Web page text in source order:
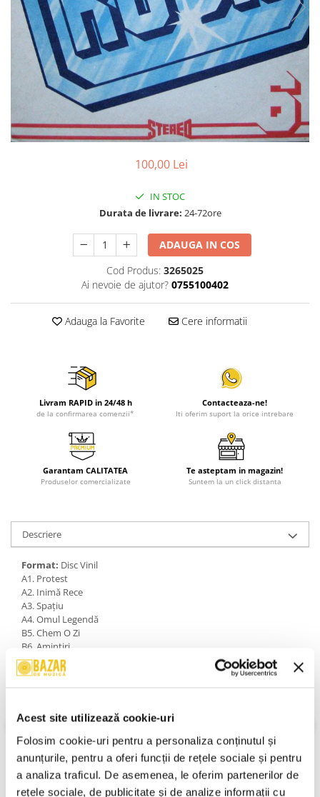
Acest site utilizează cookie-uri
Folosim cookie-uri pentru a personaliza conținutul și
anunțurile, pentru a oferi funcții de rețele sociale și pentru
a analiza traficul. De asemenea, le oferim partenerilor de
rețele sociale, de publicitate și de analize informații cu
Viniluri Românești
Colecția Electrecord
100,00 Lei
IN STOC
Durata de livrare: 24-72ore
ADAUGA IN COS
Cod Produs: 3265025
Ai nevoie de ajutor? 0755100402
Adauga la Favorite Cere informatii
Livram RAPID in 24/48 h
de la confirmarea comenzii*
Contacteaza-ne!
Iti oferim suport la orice intrebare
Garantam CALITATEA
Produselor comercializate
Te asteptam in magazin!
Suntem la un click distanta
Descriere
Format: Disc Vinil
A1. Protest
A2. Inimă Rece
A3. Spațiu
A4. Omul Legendă
B5. Chem O Zi
B6. Amintiri
B7. Gînduri
B8. Lucia
Stil:Rock; Pop; Pop Rock; Classic Rock
Stare Coperta:Very Good Plus (VG+)
Informatii conformitate produs
Review-uri(0)